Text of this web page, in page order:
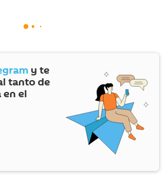
y te
tanto de
el